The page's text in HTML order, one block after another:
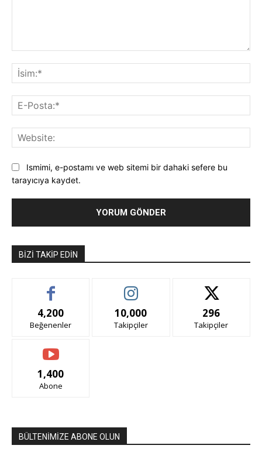
Ismimi, e-postamı ve web sitemi bir dahaki sefere bu
tarayıcıya kaydet.
BIZI TAKIP EDIN
4,200
Beğenenler
10,000
Takipçiler
296
Takipçiler
1,400
Abone
BÜLTENİMİZE ABONE OLUN